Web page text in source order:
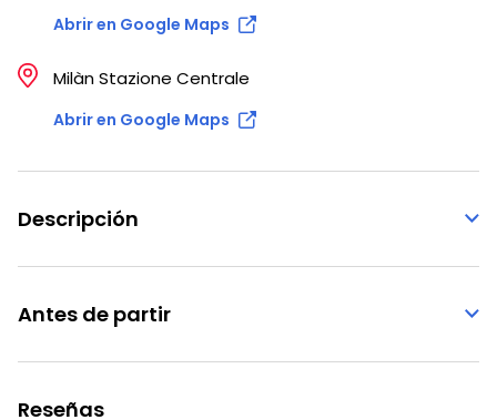
Abrir en Google Maps
Milàn Stazione Centrale
Abrir en Google Maps
Descripción
Antes de partir
Reseñas